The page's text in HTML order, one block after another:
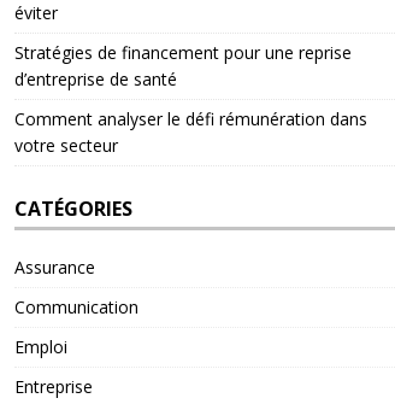
éviter
Stratégies de financement pour une reprise
d’entreprise de santé
Comment analyser le défi rémunération dans
votre secteur
CATÉGORIES
Assurance
Communication
Emploi
Entreprise